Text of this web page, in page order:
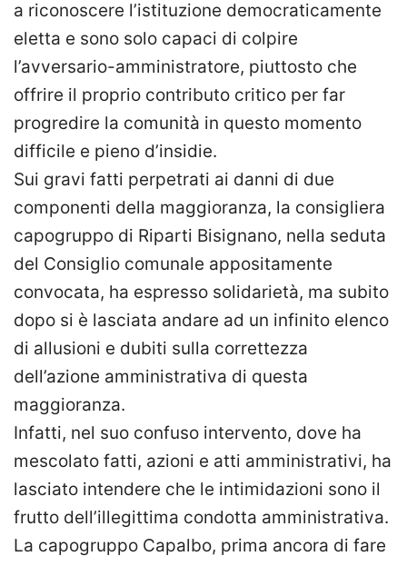
a riconoscere l’istituzione democraticamente
eletta e sono solo capaci di colpire
l’avversario-amministratore, piuttosto che
offrire il proprio contributo critico per far
progredire la comunità in questo momento
difficile e pieno d’insidie.
Sui gravi fatti perpetrati ai danni di due
componenti della maggioranza, la consigliera
capogruppo di Riparti Bisignano, nella seduta
del Consiglio comunale appositamente
convocata, ha espresso solidarietà, ma subito
dopo si è lasciata andare ad un infinito elenco
di allusioni e dubiti sulla correttezza
dell’azione amministrativa di questa
maggioranza.
Infatti, nel suo confuso intervento, dove ha
mescolato fatti, azioni e atti amministrativi, ha
lasciato intendere che le intimidazioni sono il
frutto dell’illegittima condotta amministrativa.
La capogruppo Capalbo, prima ancora di fare